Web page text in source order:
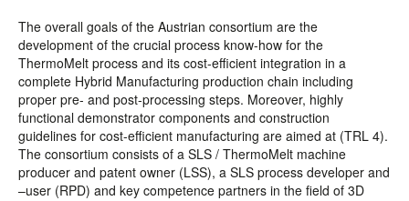
The overall goals of the Austrian consortium are the
development of the crucial process know-how for the
ThermoMelt process and its cost-efficient integration in a
complete Hybrid Manufacturing production chain including
proper pre- and post-processing steps. Moreover, highly
functional demonstrator components and construction
guidelines for cost-efficient manufacturing are aimed at (TRL 4).
The consortium consists of a SLS / ThermoMelt machine
producer and patent owner (LSS), a SLS process developer and
–user (RPD) and key competence partners in the field of 3D